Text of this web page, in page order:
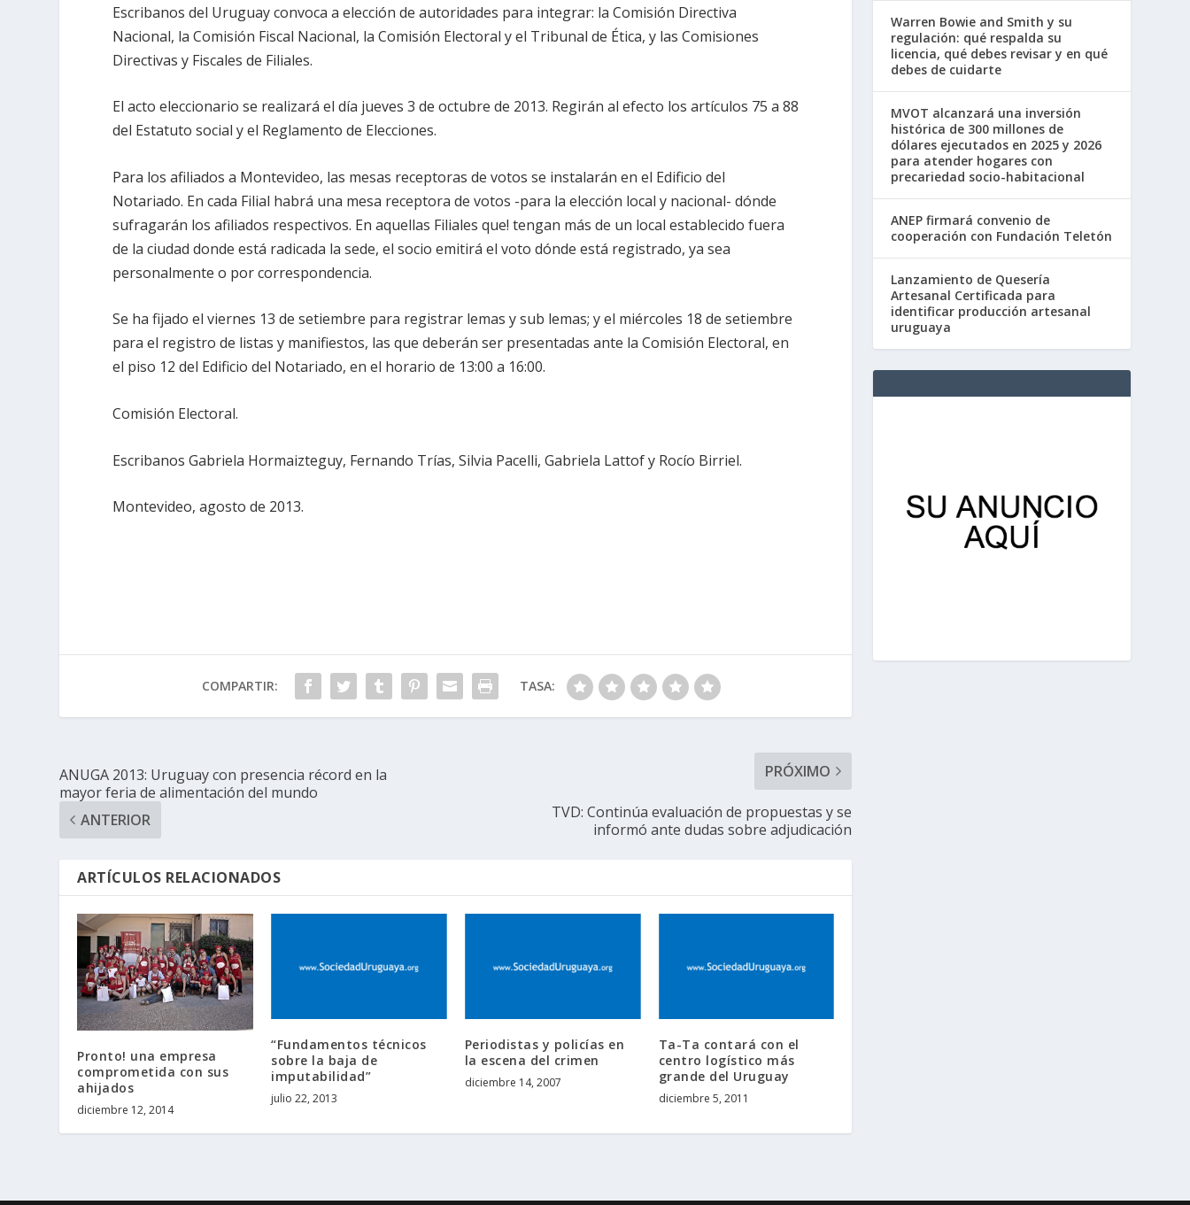
Escribanos del Uruguay convoca a elección de autoridades para integrar: la Comisión Directiva
Nacional, la Comisión Fiscal Nacional, la Comisión Electoral y el Tribunal de Ética, y las Comisiones
Directivas y Fiscales de Filiales.
El acto eleccionario se realizará el día jueves 3 de octubre de 2013. Regirán al efecto los artículos 75 a 88
del Estatuto social y el Reglamento de Elecciones.
Para los afiliados a Montevideo, las mesas receptoras de votos se instalarán en el Edificio del
Notariado. En cada Filial habrá una mesa receptora de votos -para la elección local y nacional- dónde
sufragarán los afiliados respectivos. En aquellas Filiales que! tengan más de un local establecido fuera
de la ciudad donde está radicada la sede, el socio emitirá el voto dónde está registrado, ya sea
personalmente o por correspondencia.
Se ha fijado el viernes 13 de setiembre para registrar lemas y sub lemas; y el miércoles 18 de setiembre
para el registro de listas y manifiestos, las que deberán ser presentadas ante la Comisión Electoral, en
el piso 12 del Edificio del Notariado, en el horario de 13:00 a 16:00.
Comisión Electoral.
Escribanos Gabriela Hormaizteguy, Fernando Trías, Silvia Pacelli, Gabriela Lattof y Rocío Birriel.
Montevideo, agosto de 2013.
COMPARTIR: TASA:
ANUGA 2013: Uruguay con presencia récord en la
mayor feria de alimentación del mundo
ANTERIOR
PRÓXIMO
TVD: Continúa evaluación de propuestas y se
informó ante dudas sobre adjudicación
ARTÍCULOS RELACIONADOS
Pronto! una empresa
comprometida con sus
ahijados
diciembre 12, 2014
“Fundamentos técnicos
sobre la baja de
imputabilidad”
julio 22, 2013
Periodistas y policías en
la escena del crimen
diciembre 14, 2007
Ta-Ta contará con el
centro logístico más
grande del Uruguay
diciembre 5, 2011
Warren Bowie and Smith y su
regulación: qué respalda su
licencia, qué debes revisar y en qué
debes de cuidarte
MVOT alcanzará una inversión
histórica de 300 millones de
dólares ejecutados en 2025 y 2026
para atender hogares con
precariedad socio-habitacional
ANEP firmará convenio de
cooperación con Fundación Teletón
Lanzamiento de Quesería
Artesanal Certificada para
identificar producción artesanal
uruguaya